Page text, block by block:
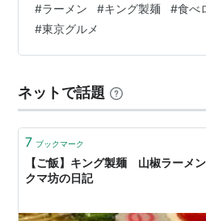
断歩道を渡ります。左折して進ん
が「キング製麺」。 「らぁめん
「中華そば にし乃」などの有名
にも選出されたことのある大人
#ラーメン #キング製麺 #食べ
#東京グルメ
ネットで話題
7 ブックマーク
【ご飯】キング製麺 山椒ラーメ
クマ坊の日記